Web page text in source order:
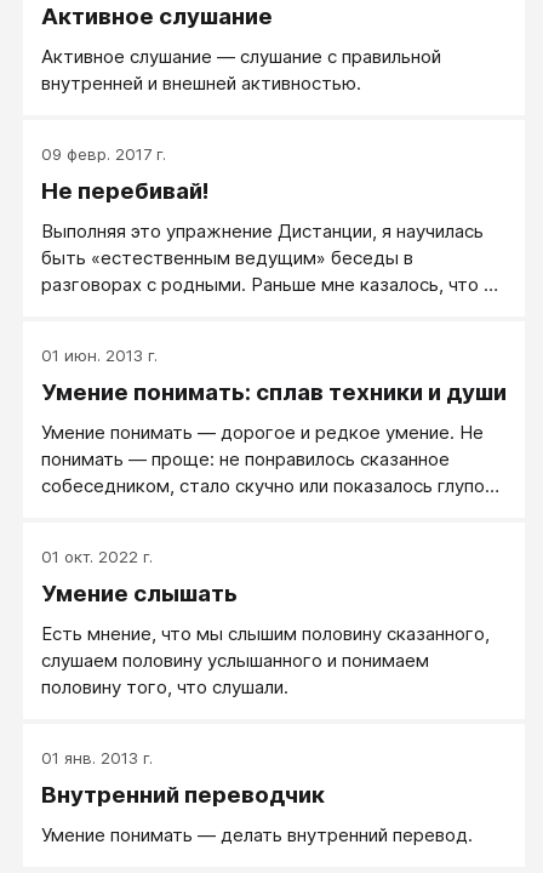
Активное слушание
Активное слушание — слушание с правильной
внутренней и внешней активностью.
09 февр. 2017 г.
Не перебивай!
Выполняя это упражнение Дистанции, я научилась
быть «естественным ведущим» беседы в
разговорах с родными. Раньше мне казалось, что я
позволяю людям говорить, а сама задаю вопросы.
Все вокруг из молчунов вдруг превратились в
много теряла, когда я постоянно перебивала!
01 июн. 2013 г.
Умение понимать: сплав техники и души
Умение понимать — дорогое и редкое умение. Не
понимать — проще: не понравилось сказанное
собеседником, стало скучно или показалось глупо
01 окт. 2022 г.
Умение слышать
Есть мнение, что мы слышим половину сказанного,
слушаем половину услышанного и понимаем
половину того, что слушали.
01 янв. 2013 г.
Внутренний переводчик
Умение понимать — делать внутренний перевод.